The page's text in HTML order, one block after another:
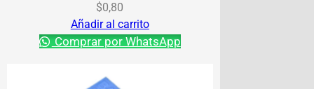
$0,80
Añadir al carrito
Comprar por WhatsApp